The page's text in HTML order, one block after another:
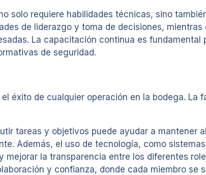
solo requiere habilidades técnicas, sino
de liderazgo y toma de decisiones,
La capacitación continua es fundamental
de seguridad.
éxito de cualquier operación en la bodega. La
tareas y objetivos puede ayudar a mantener
Además, el uso de tecnología, como
la transparencia entre los diferentes
y confianza, donde cada miembro se